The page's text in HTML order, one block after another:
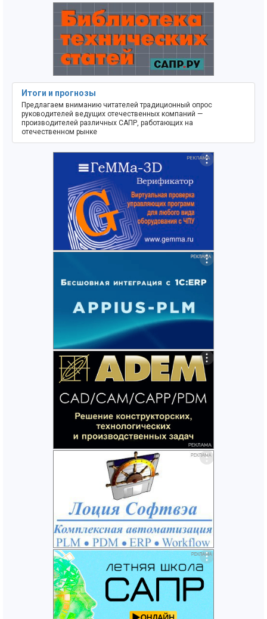
Итоги и прогнозы
Предлагаем вниманию читателей традиционный опрос
руководителей ведущих отечественных компаний —
производителей различных САПР, работающих на
отечественном рынке